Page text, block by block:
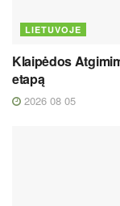
LIETUVOJE
Klaipėdos
etapą
2026 08 05